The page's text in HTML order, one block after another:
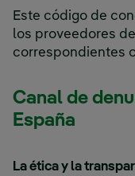
Este código de
los proveedores
correspondientes
Canal de
España
La ética y la